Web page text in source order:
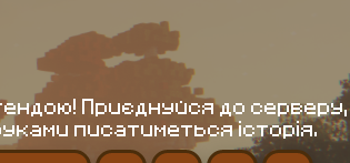
Приєднуйся до серверу,
писатиметься історія.